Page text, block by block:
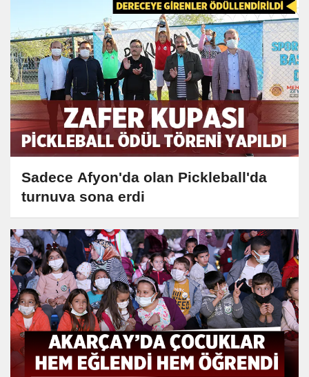
Sadece Afyon'da olan Pickleball'da
turnuva sona erdi